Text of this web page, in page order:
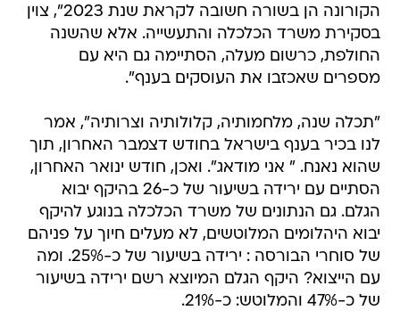
הקורונה הן בשורה חשובה לקראת שנת 2023", צוין
בסקירת משרד הכלכלה והתעשייה. אלא שהשנה
החולפת, כרשום מעלה, הסתיימה גם היא עם
מספרים שאכזבו את העוסקים בענף".
"תכלה שנה, מלחמותיה, קלולותיה וצרותיה", אמר
לנו בכיר בענף בישראל בחודש דצמבר האחרון, תוך
שהוא נאנח. " אני מודאג". ואכן, חודש ינואר האחרון,
הסתיים עם ירידה בשיעור של כ-26 בהיקף יבוא
הגלם. גם הנתונים של משרד הכלכלה בנוגע להיקף
יבוא היהלומים המלוטשים, לא מעלים חיוך על פניהם
של סוחרי הבורסה : ירידה בשיעור של כ-25%. ומה
עם הייצוא? היקף הגלם המיוצא רשם ירידה בשיעור
של כ-47% והמלוטש: כ-21%.